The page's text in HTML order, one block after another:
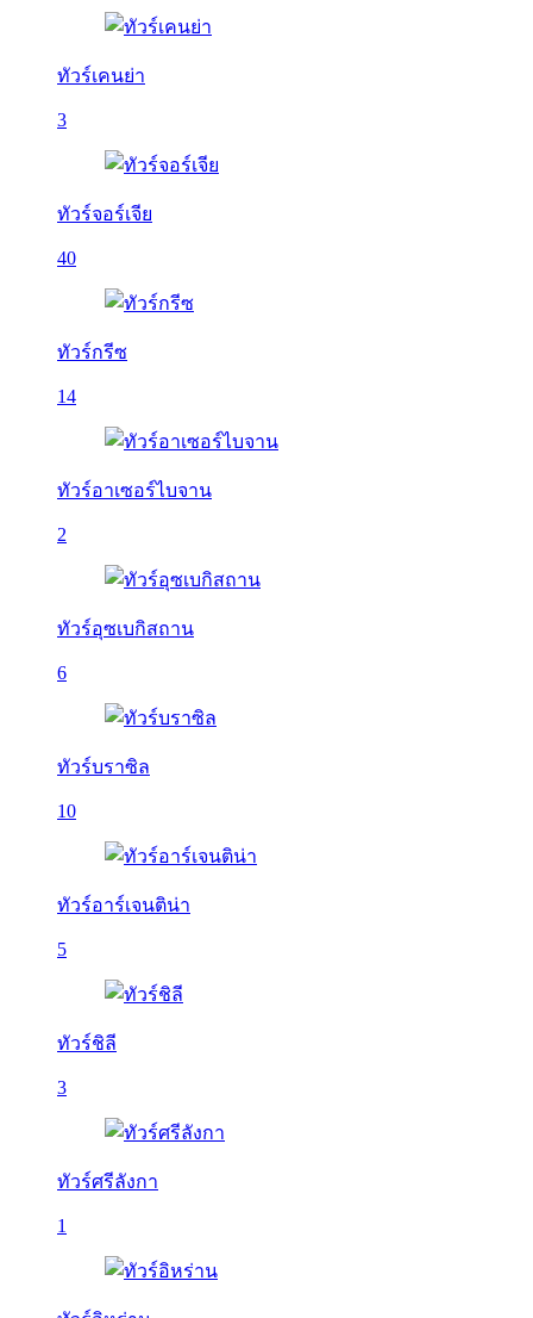
ทัวร์เคนย่า
3
ทัวร์จอร์เจีย
40
ทัวร์กรีซ
14
ทัวร์อาเซอร์ไบจาน
2
ทัวร์อุซเบกิสถาน
6
ทัวร์บราซิล
10
ทัวร์อาร์เจนติน่า
5
ทัวร์ชิลี
3
ทัวร์ศรีลังกา
1